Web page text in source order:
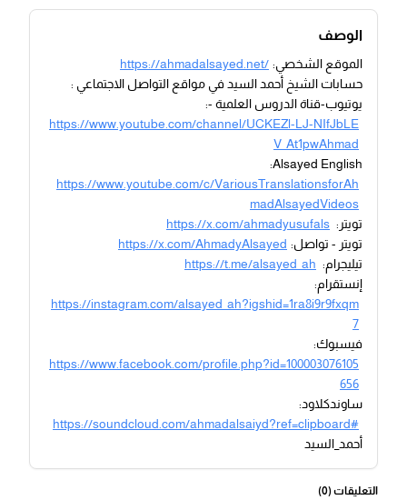
الوصف
الموقع الشخصي: https://ahmadalsayed.net/
حسابات الشيخ أحمد السيد في مواقع التواصل الاجتماعي :
يوتيوب-قناة الدروس العلمية -:
https://www.youtube.com/channel/UCKEZl-LJ-NIfJbLE
V_At1pwAhmad
Alsayed English:
https://www.youtube.com/c/VariousTranslationsforAh
madAlsayedVideos
تويتر: https://x.com/ahmadyusufals
تويتر - تواصل: https://x.com/AhmadyAlsayed
تيليجرام: https://t.me/alsayed_ah
إنستقرام:
https://instagram.com/alsayed_ah?igshid=1ra8i9r9fxqm
7
فيسبوك:
https://www.facebook.com/profile.php?id=100003076105
656
ساوندكلاود:
https://soundcloud.com/ahmadalsaiyd?ref=clipboard#
أحمد_السيد
التعليقات (0
)